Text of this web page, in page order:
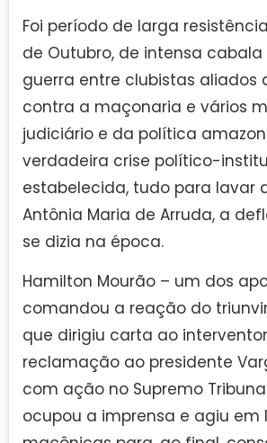
Foi período de larga
de Outubro, de intensa
guerra entre clubistas aliados
contra a maçonaria e vários
judiciário e da política
verdadeira crise político-
estabelecida, tudo para lavar
Antônia Maria de Arruda, a
se dizia na época.
Hamilton Mourão – um dos
comandou a reação do
que dirigiu carta ao
reclamação ao presidente
com ação no Supremo
ocupou a imprensa e agiu em